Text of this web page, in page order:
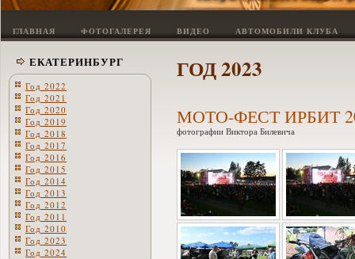
ГЛАВНАЯ ФОТОГАЛЕРЕЯ ВИДЕО АВТОМОБИЛИ КЛУБА
ЕКАТЕРИНБУРГ
Год 2022
Год 2021
Год 2020
Год 2019
Год 2018
Год 2017
Год 2016
Год 2015
Год 2014
Год 2013
Год 2012
Год 2011
Год 2010
Год 2023
Год 2024
ГОД 2023
МОТО-ФЕСТ ИРБИТ
фотографии Виктора Билевича